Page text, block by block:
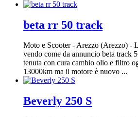
beta rr 50 track
Moto e Scooter-Arezzo (Arezzo) -
vendo come da annuncio beta track
tenuta con cura cambio olio e filtro
13000km ma il motore è nuovo ...
Beverly 250 S